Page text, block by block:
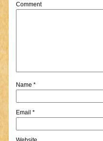
Comment
Name *
Email *